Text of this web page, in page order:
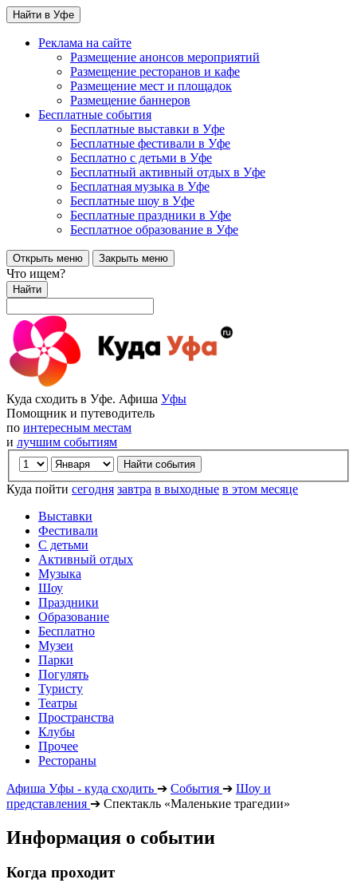
Найти в Уфе
Реклама на сайте
Размещение анонсов мероприятий
Размещение ресторанов и кафе
Размещение мест и площадок
Размещение баннеров
Бесплатные события
Бесплатные выставки в Уфе
Бесплатные фестивали в Уфе
Бесплатно с детьми в Уфе
Бесплатный активный отдых в Уфе
Бесплатная музыка в Уфе
Бесплатные шоу в Уфе
Бесплатные праздники в Уфе
Бесплатное образование в Уфе
Открыть меню Закрыть меню
Что ищем?
Найти
Куда сходить в Уфе. Афиша Уфы
Помощник и путеводитель
по интересным местам
и лучшим событиям
Куда пойти сегодня завтра в выходные в этом месяце
Выставки
Фестивали
С детьми
Активный отдых
Музыка
Шоу
Праздники
Образование
Бесплатно
Музеи
Парки
Погулять
Туристу
Театры
Пространства
Клубы
Прочее
Рестораны
Афиша Уфы - куда сходить ➔ События ➔ Шоу и
представления ➔ Спектакль «Маленькие трагедии»
Информация о событии
Когда проходит